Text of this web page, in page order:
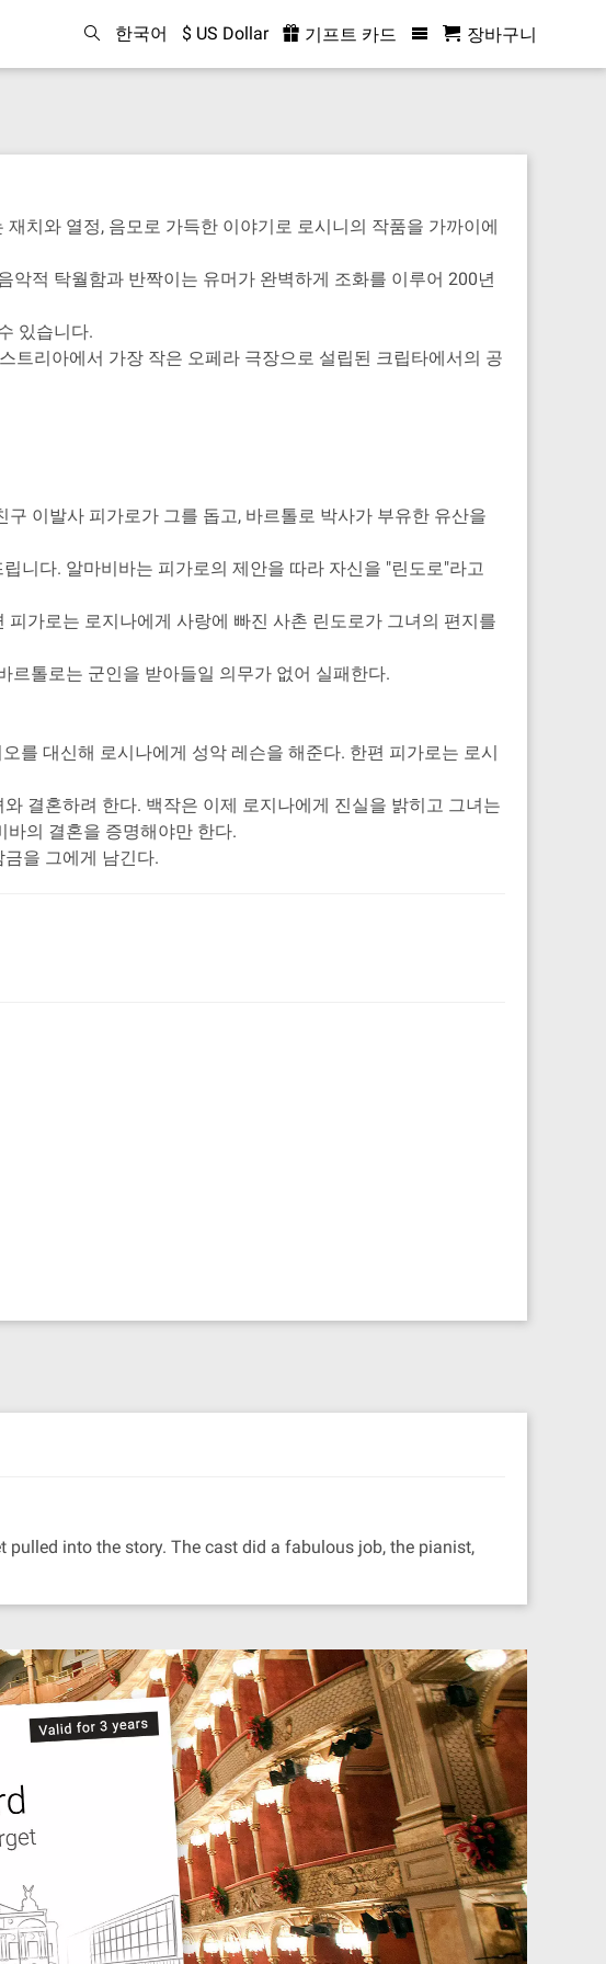
한국어 $ US Dollar 기프트 카드 장바구니
치와 열정, 음모로 가득한 이야기로 로시니의 작품을 가까이에
적 탁월함과 반짝이는 유머가 완벽하게 조화를 이루어 200년
있습니다.
트리아에서 가장 작은 오페라 극장으로 설립된 크립타에서의 공
이발사 피가로가 그를 돕고, 바르톨로 박사가 부유한 유산을
니다. 알마비바는 피가로의 제안을 따라 자신을 "린도로"라고
가로는 로지나에게 사랑에 빠진 사촌 린도로가 그녀의 편지를
르톨로는 군인을 받아들일 의무가 없어 실패한다.
를 대신해 로시나에게 성악 레슨을 해준다. 한편 피가로는 로시
결혼하려 한다. 백작은 이제 로지나에게 진실을 밝히고 그녀는
의 결혼을 증명해야만 한다.
을 그에게 남긴다.
into the story. The cast did a fabulous job, the pianist,